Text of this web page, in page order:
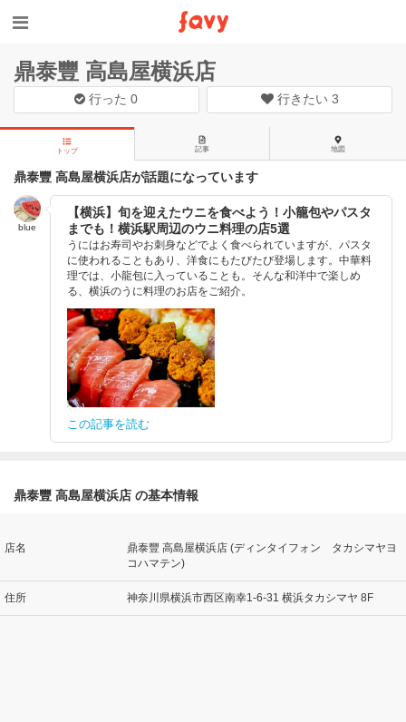
鼎泰豐 高島屋横浜店
行った0 行きたい 3
トップ 記事 地図
鼎泰豐 高島屋横浜店が話題になっています
blue
【横浜】旬を迎えたウニを食べよう！小籠包やパスタ
までも！横浜駅周辺のウニ料理の店5選
うにはお寿司やお刺身などでよく食べられていますが、パスタ
に使われることもあり、洋食にもたびたび登場します。中華料
理では、小龍包に入っていることも。そんな和洋中で楽しめ
る、横浜のうに料理のお店をご紹介。
この記事を読む
鼎泰豐 高島屋横浜店 の基本情報
店名
鼎泰豐 高島屋横浜店 (ディンタイフォン タカシマヤヨ
コハマテン)
住所 神奈川県横浜市西区南幸1-6-31 横浜タカシマヤ 8F